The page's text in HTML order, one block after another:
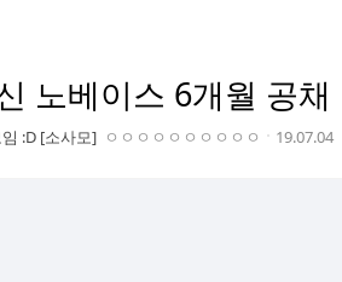
노베이스 6개월 공
:D [소사모] 작
ㅇㅇㅇㅇㅇㅇㅇㅇㅇㅇ 작19.07.04